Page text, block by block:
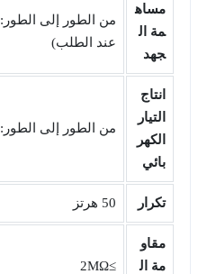
مساه
مة ال
جهد
عند الطلب)
انتاج
التيار
الكهر
بائي
من الطور إلى الطور: 380 ، 400 فولت ± 1-5٪
تكرار 50 هرتز
مقاو
مة ال
≥2MΩ